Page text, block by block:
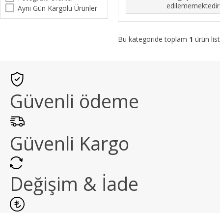
Aynı Gün Kargolu Ürünler
Bu kategoride toplam 1 ürün
Güvenli ödeme
Güvenli Kargo
Değişim & İade